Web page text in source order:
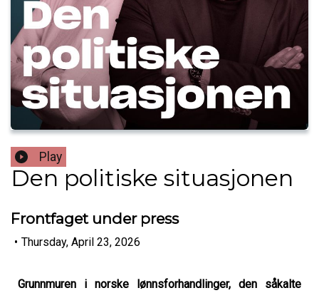
Play
Den politiske situasjonen
Frontfaget under press
• Thursday, April 23, 2026
Grunnmuren i norske lønnsforhandlinger, den såkalte